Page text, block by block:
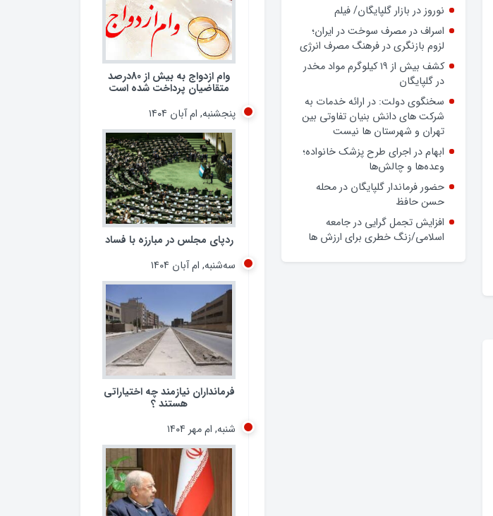
نوروز در بازار گلپایگان/ فیلم
اسراف در مصرف سوخت در ایران؛
لزوم بازنگری در فرهنگ مصرف انرژی
کشف بیش از ۱۹ کیلوگرم مواد مخدر
در گلپایگان
سخنگوی دولت: در ارائه خدمات به
شرکت های دانش بنیان تفاوتی بین
تهران و شهرستان ها نیست
ابهام در اجرای طرح پزشک خانواده؛
وعده‌ها و چالش‌ها
حضور فرماندار گلپایگان در محله
حسن حافظ
افزایش تجمل گرایی در جامعه
اسلامی/زنگ خطری برای ارزش ها
وام ازدواج به بیش از 80درصد
متقاضیان پرداخت شده است
پنجشنبه, ام آبان ۱۴۰۴
ردپای مجلس در مبارزه با فساد
سه‌شنبه, ام آبان ۱۴۰۴
فرمانداران نیازمند چه اختیاراتی
هستند ؟
شنبه, ام مهر ۱۴۰۴